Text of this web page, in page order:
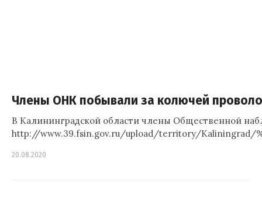
Члены ОНК побывали за колючей
В Калининградской области члены Общественной
http://www.39.fsin.gov.ru/upload/territory/Kaliningrad/
20.08.2020